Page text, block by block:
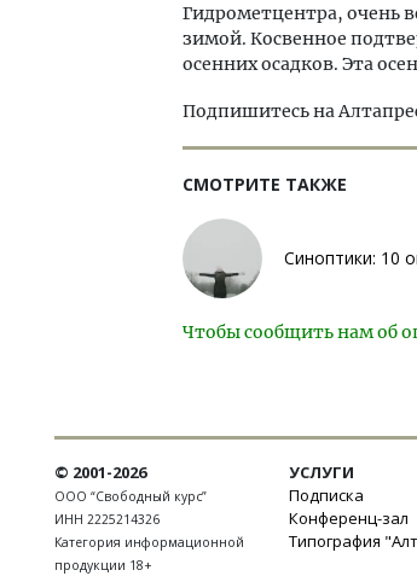
Гидрометцентра, очень
зимой. Косвенное
осенних осадков. Эта
Подпишитесь на
СМОТРИТЕ ТАКЖЕ
Синоптики: 10
Чтобы сообщить нам об
© 2001-2026
ООО “Свободный курс”
ИНН 2225214326
Категория информационной
продукции 18+
УСЛУГИ
Подписка
Конференц-зал
Типография